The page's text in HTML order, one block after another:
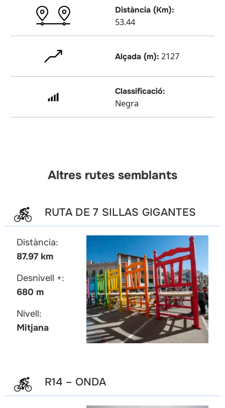
Distància (Km):
53.44
Alçada (m): 2127
Classificació:
Negra
Altres rutes semblants
RUTA DE 7 SILLAS GIGANTES
Distància:
87.97 km
Desnivell +:
680 m
Nivell:
Mitjana
R14 – ONDA